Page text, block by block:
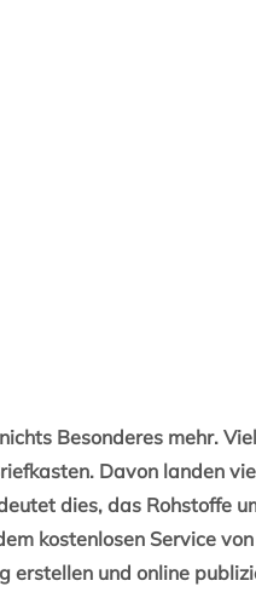
Besonderes mehr.
Davon landen
dies, das Rohstoffe
kostenlosen Service
und online